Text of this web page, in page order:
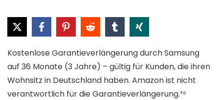
Kostenlose Garantieverlängerung durch Samsung
auf 36 Monate (3 Jahre) – gültig für Kunden, die ihren
Wohnsitz in Deutschland haben. Amazon ist nicht
verantwortlich für die Garantieverlängerung.³⁸